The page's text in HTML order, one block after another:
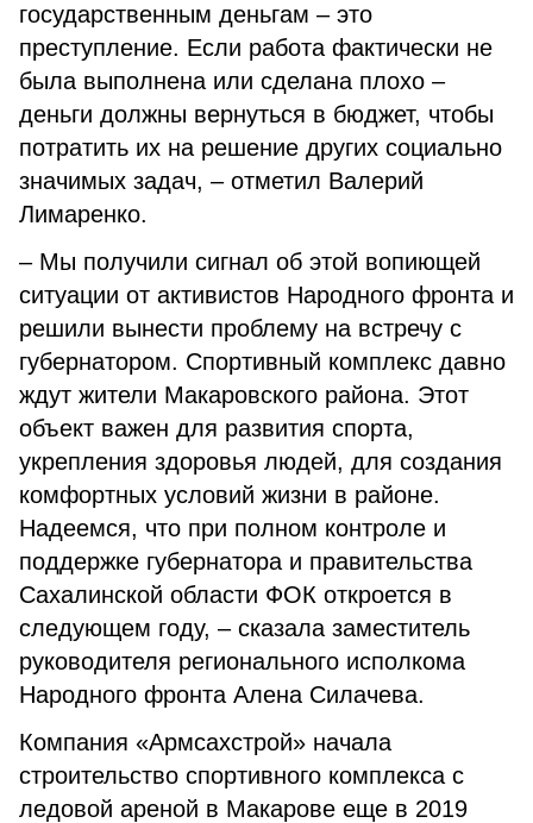
государственным деньгам – это
преступление. Если работа фактически не
была выполнена или сделана плохо –
деньги должны вернуться в бюджет, чтобы
потратить их на решение других социально
значимых задач, – отметил Валерий
Лимаренко.
– Мы получили сигнал об этой вопиющей
ситуации от активистов Народного фронта и
решили вынести проблему на встречу с
губернатором. Спортивный комплекс давно
ждут жители Макаровского района. Этот
объект важен для развития спорта,
укрепления здоровья людей, для создания
комфортных условий жизни в районе.
Надеемся, что при полном контроле и
поддержке губернатора и правительства
Сахалинской области ФОК откроется в
следующем году, – сказала заместитель
руководителя регионального исполкома
Народного фронта Алена Силачева.
Компания «Армсахстрой» начала
строительство спортивного комплекса с
ледовой ареной в Макарове еще в 2019